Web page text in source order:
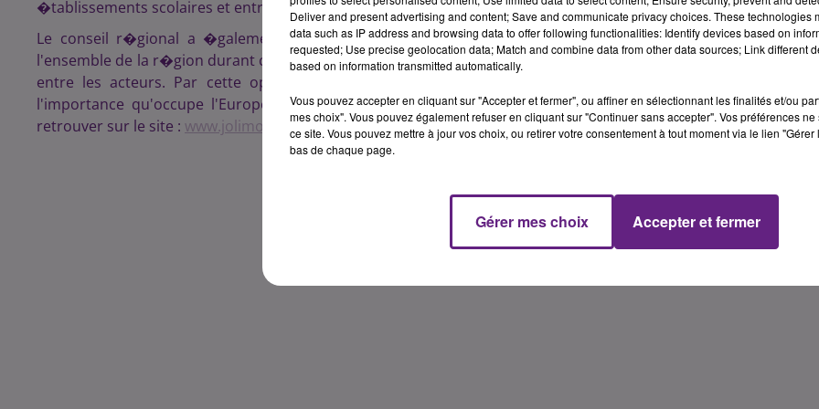
�tablissements scolaires et entreprises participeront � cet �v�nement.
Le conseil r�gional a �galement affr�t� un bus � deux �tages d�di� � l'Europe. L'autocar
l'ensemble de la r�gion durant ce mois de mai. Cette op�ration a pour objectif principal de favoriser les
entre les acteurs. Par cette op�ration, le conseil r�gional souhaite faire conscience aux Bourguignons
l'importance qu'occupe l'Europe dans leur vie quotidienne. Le programme complet des manifestations
retrouver sur le site : www.jolimoiseurope-bourgogne.fr.
Deliver and present advertising and content; Save and communicate privacy choices. These technologies
data such as IP address and browsing data to offer following functionalities: Identify devices based on
requested; Use precise geolocation data; Match and combine data from other data sources; Link different
based on information transmitted automatically.
Vous pouvez accepter en cliquant sur "Accepter et fermer", ou affiner en sélectionnant les finalités et/ou
mes choix". Vous pouvez également refuser en cliquant sur "Continuer sans accepter". Vos préférences
ce site. Vous pouvez mettre à jour vos choix, ou retirer votre consentement à tout moment via le lien
bas de chaque page.
Gérer mes choix Accepter et fermer